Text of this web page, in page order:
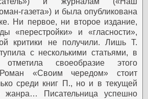
газета») и была опубликована
Ни первое, ни второе издание,
«перестройки» и «гласности»,
критики не получили. Лишь Т.
с несколькими статьями, в
своеобразие этого
«Своим чередом» стоит
среди книг П., но и в текущей
жанра… Писательница успешно